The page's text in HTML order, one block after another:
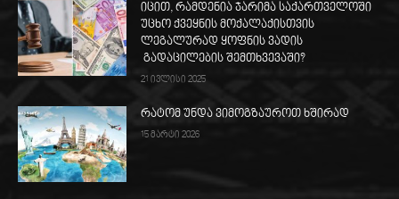
იცით, რამდენია ჯარიმა საქართველოში
უცხო ქვეყნის მოქალაქისთვის
ლეგალურად ყოფნის ვადის
გადაცილების შემთხვევაში?
21 ივლისი 2025
რატომ უნდა ვიმოგზაუროთ ხშირად
15 მარტი 2026